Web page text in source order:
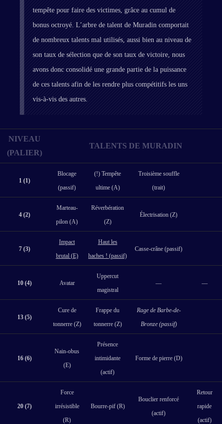
tempête pour faire des victimes, grâce au cumul de
bonus octroyé. L’arbre de talent de Muradin comportait
de nombreux talents mal utilisés, aussi bien au niveau de
son taux de sélection que de son taux de victoire, nous
avons donc consolidé une grande partie de la puissance
de ces talents afin de les rendre plus compétitifs les uns
vis-à-vis des autres.
NIVEAU
(PALIER)
TALENTS DE MURADIN
1 (1)
Blocage
(passif)
(!) Tempête
ultime (A)
Troisième souffle
(trait)
4 (2)
Marteau-
pilon (A)
Réverbération
(Z)
Électrisation (Z)
7 (3)
Impact
brutal (E)
Haut les
haches ! (passif)
Casse-crâne (passif)
10 (4) Avatar
Uppercut
magistral
— —
13 (5)
Cure de
tonnerre (Z)
Frappe du
tonnerre (Z)
Rage de Barbe-de-
Bronze (passif)
16 (6)
Nain-obus
(E)
Présence
intimidante
(actif)
Forme de pierre (D)
20 (7)
Force
irrésistible
(R)
Bourre-pif (R)
Bouclier renforcé
(actif)
Retour
rapide
(actif)